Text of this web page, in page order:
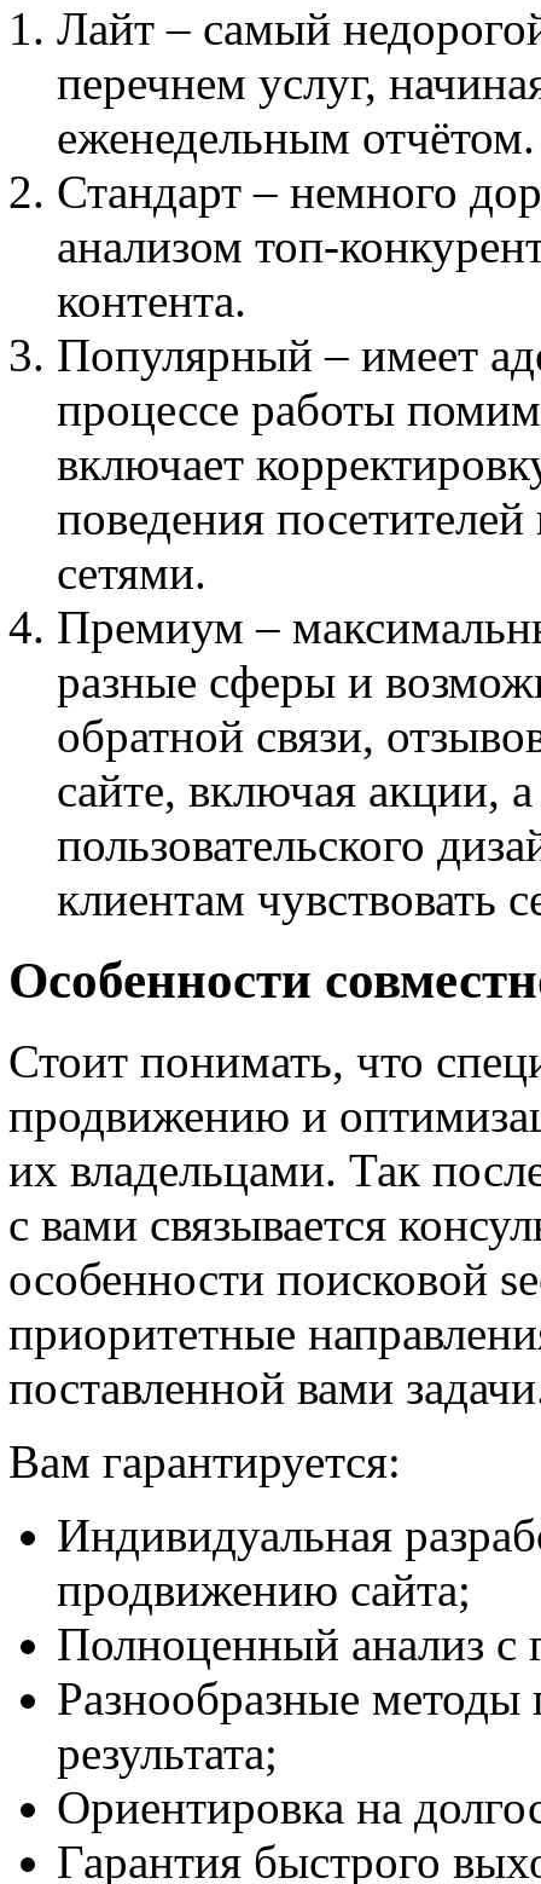
Лайт – самый
перечнем услуг,
еженедельным отчётом.
Стандарт – немного
анализом топ-
контента.
Популярный – имеет
процессе работы
включает
поведения
сетями.
Премиум –
разные сферы и
обратной связи,
сайте, включая акции,
пользовательского
клиентам чувствовать
Особенности
Стоит понимать, что
продвижению и
их владельцами. Так
с вами связывается
особенности поисковой
приоритетные
поставленной вами
Вам гарантируется:
Индивидуальная
продвижению сайта;
Полноценный анализ с
Разнообразные
результата;
Ориентировка на
Гарантия быстрого